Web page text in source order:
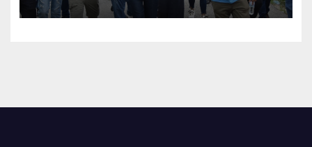
contra el alto costo de la vida
y los abusos policiales